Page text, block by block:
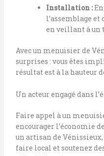
Installation :
l’assemblage
en veillant à un
Avec un menuisier de
surprises : vous êtes
résultat est à la hauteur
Un acteur engagé dans
Faire appel à un
encourager l’économie
un artisan de
faire local et soutenez